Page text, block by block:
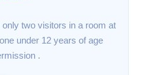
two visitors in a room at
under 12 years of age
.